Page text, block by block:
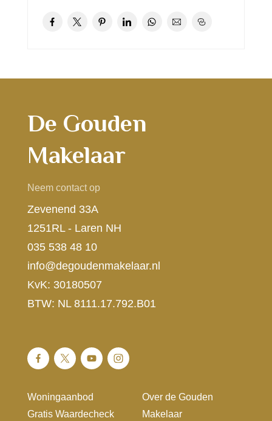
De Gouden
Makelaar
Neem contact op
Zevenend 33A
1251RL - Laren NH
035 538 48 10
info@degoudenmakelaar.nl
KvK: 30180507
BTW: NL 8111.17.792.B01
Woningaanbod
Gratis Waardecheck
Over de Gouden
Makelaar